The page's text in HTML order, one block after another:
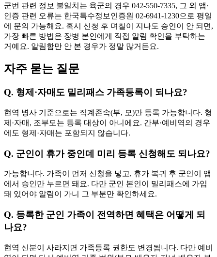
군번 관련 정보 불일치는 육군의 경우 042-550-7335, 그 외 앱·
인증 관련 오류는 한국특수정보인증원 02-6941-1230으로 평일
에 문의 가능해요. 혹시 신청 후 며칠이 지나도 승인이 안 되면,
가장 빠른 방법은 장병 본인에게 직접 알림 확인을 부탁하는
거예요. 알림함만 안 본 경우가 정말 많거든요.
자주 묻는 질문
Q. 형제·자매도 밀리패스 가족등록이 되나요?
현역 병사 기준으로는 직계존속(부, 모)만 등록 가능합니다. 형
제·자매, 조부모는 등록 대상이 아니에요. 간부·예비역의 경우
에도 형제·자매는 포함되지 않습니다.
Q. 군인이 휴가 중인데 미리 등록 신청해도 되나요?
가능합니다. 가족이 먼저 신청을 넣고, 휴가 복귀 후 군인이 앱
에서 승인만 누르면 돼요. 다만 군인 본인이 밀리패스에 가입
돼 있어야 알림이 가니 그 부분만 확인하세요.
Q. 등록한 군인 가족이 전역하면 혜택은 어떻게 되
나요?
현역 신분이 사라지면 가족등록 권한도 변경됩니다. 다만 예비